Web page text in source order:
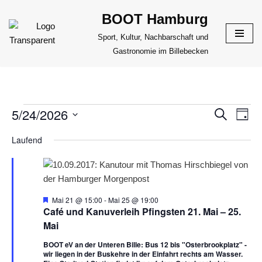
Zum
Inhalt
BOOT Hamburg
Sport, Kultur, Nachbarschaft und
Gastronomie im Billebecken
Suche
Tag
5/24/2026
wählen.
Laufend
Café und Kanuverleih Pfingsten 21. Mai – 25.
Mai
H
e
r
v
r
g
Mai 21 @ 15:00 -Mai 25 @ 19:00
BOOT eV an der Unteren Bille: Bus 12 bis "Osterbrookplatz" -
wir liegen in der Buskehre in der Einfahrt rechts am Wasser.